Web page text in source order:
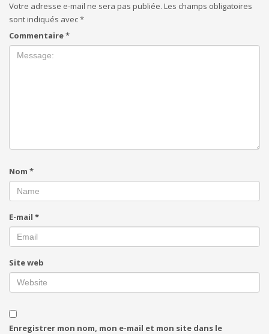
Votre adresse e-mail ne sera pas publiée. Les champs obligatoires
sont indiqués avec*
Commentaire*
Nom *
E-mail *
Site web
Enregistrer mon nom, mon e-mail et mon site dans le